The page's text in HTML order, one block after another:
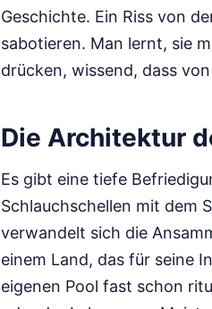
Geschichte. Ein Riss von
sabotieren. Man lernt, sie
drücken, wissend, dass
Die Architektur
Es gibt eine tiefe
Schlauchschellen mit dem
verwandelt sich die
einem Land, das für seine
eigenen Pool fast schon